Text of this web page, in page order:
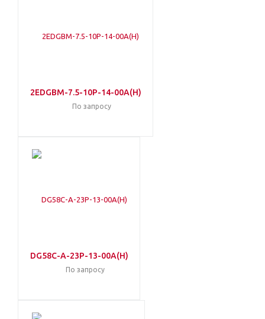
2EDGBM-7.5-10P-14-00A(H)
По запросу
DG58C-A-23P-13-00A(H)
По запросу